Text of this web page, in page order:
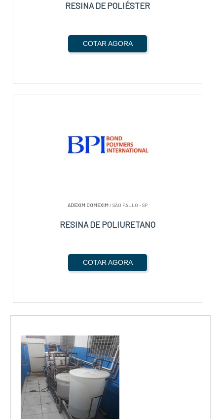
RESINA DE POLIÉSTER
COTAR AGORA
ADEXIM COMEXIM/ SÃO PAULO - SP
RESINA DE POLIURETANO
COTAR AGORA